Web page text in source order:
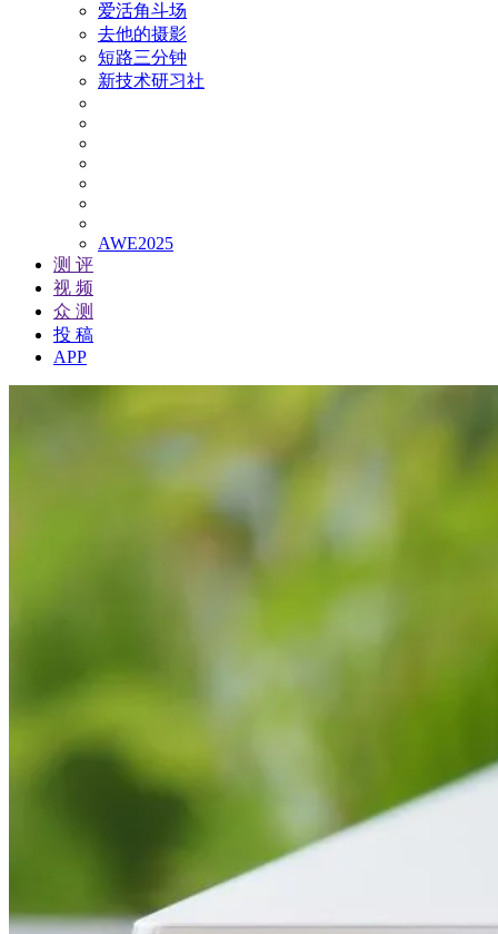
爱活角斗场
去他的摄影
短路三分钟
新技术研习社
AWE2025
测 评
视 频
众 测
投 稿
APP